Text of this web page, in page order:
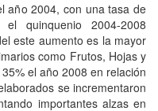
año 2004, con una tasa de
quinquenio 2004-2008
este aumento es la mayor
como Frutos, Hojas y
el año 2008 en relación
se incrementaron
importantes alzas en